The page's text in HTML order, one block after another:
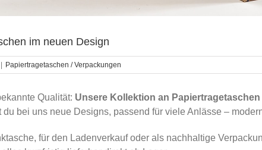
im neuen Design
Papiertragetaschen / Verpackungen
Qualität: Unsere Kollektion an
du bei uns neue Designs, passend für viele Anlässe –
für den Ladenverkauf oder als nachhaltige